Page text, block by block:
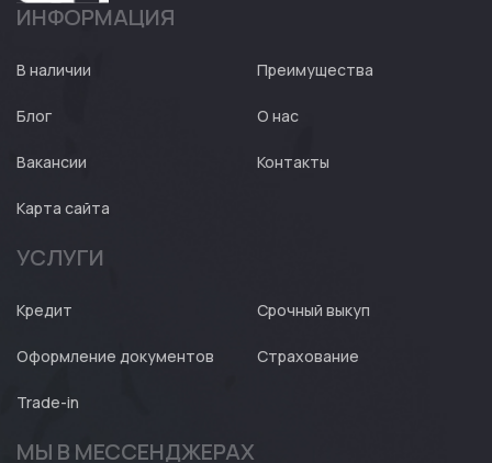
Авто
ИНФОРМАЦИЯ
В наличии Преимущества
Блог О нас
Вакансии Контакты
Карта сайта
УСЛУГИ
Кредит Срочный выкуп
Оформление документов Страхование
Trade-in
МЫ В МЕССЕНДЖЕРАХ